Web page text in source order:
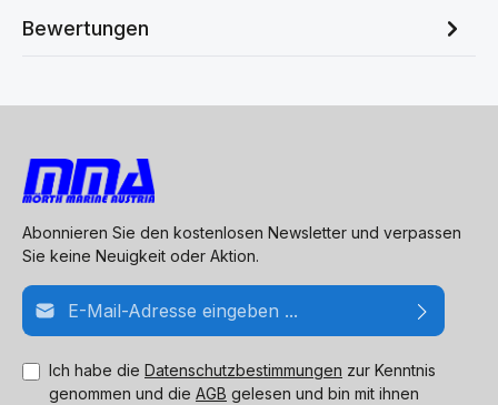
Bewertungen
Abonnieren Sie den kostenlosen Newsletter und verpassen
Sie keine Neuigkeit oder Aktion.
E-Mail-Adresse*
Ich habe die Datenschutzbestimmungen zur Kenntnis
genommen und die AGB gelesen und bin mit ihnen